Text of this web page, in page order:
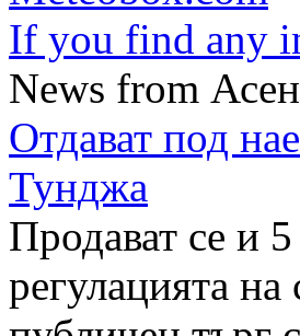
If you find any
News from
Отдават под
Тунджа
Продават се и
регулацията на